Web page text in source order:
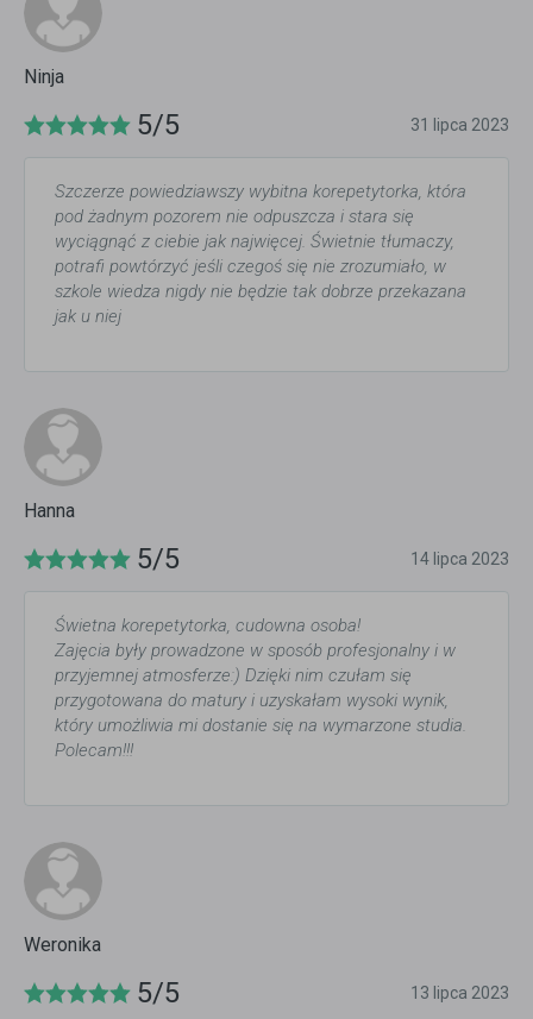
Ninja
5/5 31 lipca 2023
Szczerze powiedziawszy wybitna korepetytorka, która
pod żadnym pozorem nie odpuszcza i stara się
wyciągnąć z ciebie jak najwięcej. Świetnie tłumaczy,
potrafi powtórzyć jeśli czegoś się nie zrozumiało, w
szkole wiedza nigdy nie będzie tak dobrze przekazana
jak u niej
Hanna
5/5 14 lipca 2023
Świetna korepetytorka, cudowna osoba!
Zajęcia były prowadzone w sposób profesjonalny i w
przyjemnej atmosferze:) Dzięki nim czułam się
przygotowana do matury i uzyskałam wysoki wynik,
który umożliwia mi dostanie się na wymarzone studia.
Polecam!!!
Weronika
5/5 13 lipca 2023